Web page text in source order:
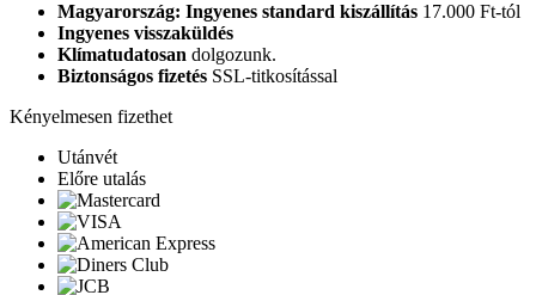
Magyarország: Ingyenes standard kiszállítás 17.000 Ft-tól
Ingyenes visszaküldés
Klímatudatosan dolgozunk.
Biztonságos fizetés SSL-titkosítással
Kényelmesen fizethet
Utánvét
Előre utalás